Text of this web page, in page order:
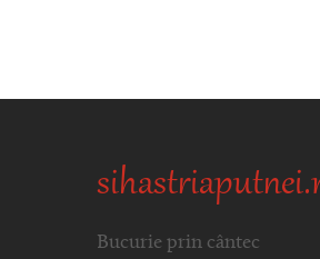
Bucurie prin cântec